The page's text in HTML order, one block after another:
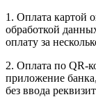
1. Оплата картой
обработкой
оплату за
2. Оплата по QR-
приложение
без ввода